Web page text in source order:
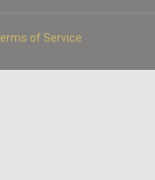
of Service